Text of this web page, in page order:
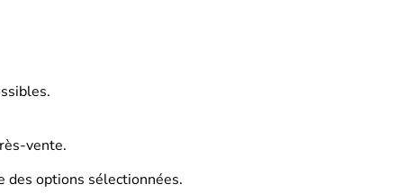
vente.
des options sélectionnées.